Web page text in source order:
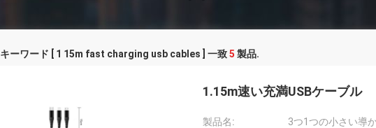
キーワード [ 1 15m fast charging usb cables ] 一致5 製品.
1.15m速い充満USBケーブル
製品名:
3つ1つの小さい導